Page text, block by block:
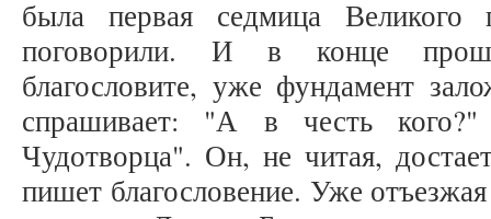
была первая седмица
поговорили. И в конце
благословите, уже фундамент
спрашивает: "А в честь
Чудотворца". Он, не читая,
пишет благословение. Уже